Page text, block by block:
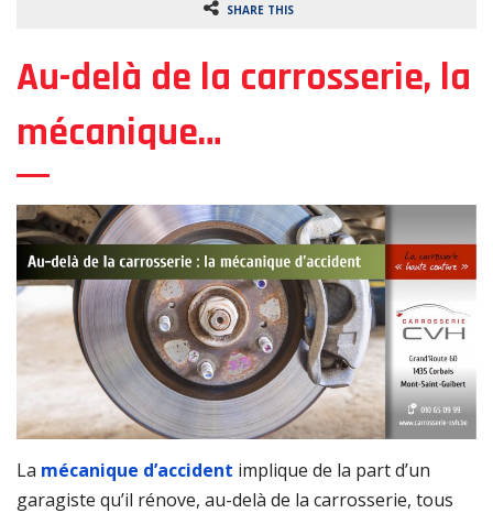
o
SHARE THIS
Au-delà de la carrosserie, la
mécanique…
La mécanique d’accident implique de la part d’un
garagiste qu’il rénove, au-delà de la carrosserie, tous